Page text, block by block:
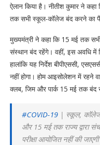
ऐलान किया है। नीतीश कुमार ने
तक सभी स्कूल-कॉलेज बंद करने का
मुख्यमंत्री ने कहा कि 15 मई तक
संस्थान बंद रहेंगे। वहीं, इस अवधि में
हालांकि यह निर्देश बीपीएससी,
नहीं होगा। होम आइसोलेशन में रहने
क्लब, जिम और पार्क 15 मई तक बंद
#COVID-19 | स्कूल, कॉलेज
और 15 मई तक राज्य द्वारा
परीक्षा आयोजित नहीं की